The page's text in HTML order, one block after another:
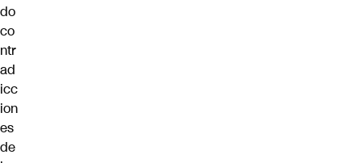
do
co
ntr
ad
icc
ion
es
de